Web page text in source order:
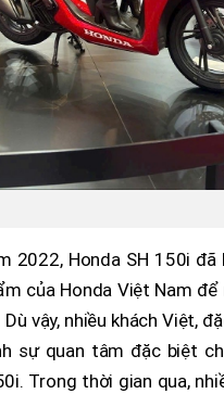
2022, Honda SH 150i đã
của Honda Việt Nam
vậy, nhiều khách Việt,
sự quan tâm đặc biệt
Trong thời gian qua,